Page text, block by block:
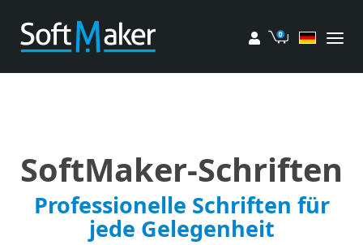
Mein Konto
SoftMaker-Schriften
Professionelle Schriften für
jede Gelegenheit